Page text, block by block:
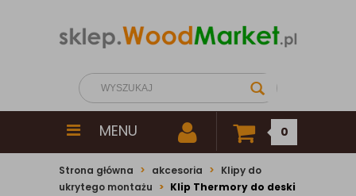
MENU 0
Strona główna akcesoria
Klipy do
ukrytego montażu
Klip Thermory do deski